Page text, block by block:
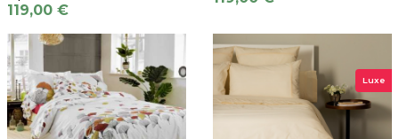
119,00 €
Luxe